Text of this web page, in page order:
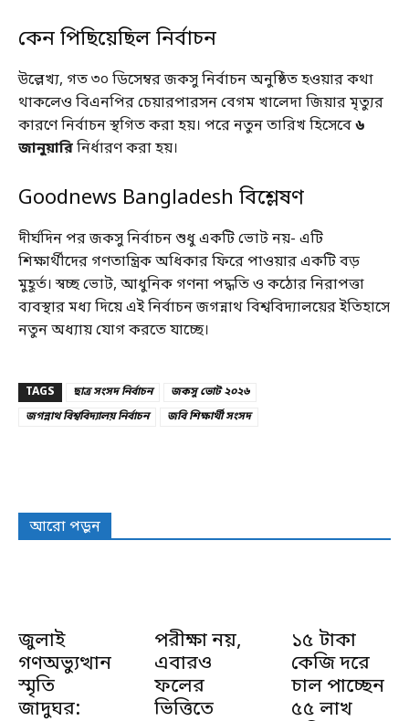
কেন পিছিয়েছিল নির্বাচন
উল্লেখ্য, গত ৩০ ডিসেম্বর জকসু নির্বাচন অনুষ্ঠিত হওয়ার কথা
থাকলেও বিএনপির চেয়ারপারসন বেগম খালেদা জিয়ার মৃত্যুর
কারণে নির্বাচন স্থগিত করা হয়। পরে নতুন তারিখ হিসেবে৬
জানুয়ারিনির্ধারণ করা হয়।
Goodnews Bangladesh বিশ্লেষণ
দীর্ঘদিন পর জকসু নির্বাচন শুধু একটি ভোট নয়- এটি
শিক্ষার্থীদের গণতান্ত্রিক অধিকার ফিরে পাওয়ার একটি বড়
মুহূর্ত। স্বচ্ছ ভোট, আধুনিক গণনা পদ্ধতি ও কঠোর নিরাপত্তা
ব্যবস্থার মধ্য দিয়ে এই নির্বাচন জগন্নাথ বিশ্ববিদ্যালয়ের ইতিহাসে
নতুন অধ্যায় যোগ করতে যাচ্ছে।
TAGS ছাত্র সংসদ নির্বাচন
জকসু ভোট ২০২৬
জগন্নাথ বিশ্ববিদ্যালয় নির্বাচন
জবি শিক্ষার্থী সংসদ
আরো পড়ুন
জুলাই
গণঅভ্যুত্থান
স্মৃতি
জাদুঘর:
পরীক্ষা নয়,
এবারও
ফলের
ভিত্তিতে
১৫ টাকা
কেজি দরে
চাল পাচ্ছেন
৫৫ লাখ